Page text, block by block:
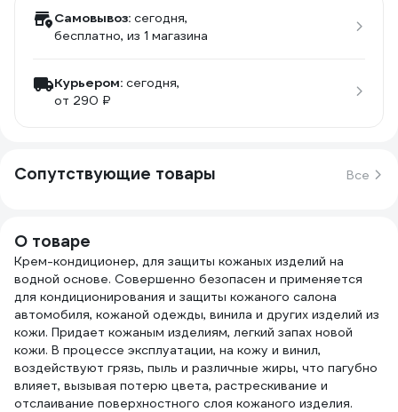
Самовывоз: сегодня,
бесплатно, из 1 магазина
Курьером: сегодня,
от 290 ₽
Сопутствующие товары Все
О товаре
Крем-кондиционер, для защиты кожаных изделий на
водной основе. Совершенно безопасен и применяется
для кондиционирования и защиты кожаного салона
автомобиля, кожаной одежды, винила и других изделий из
кожи. Придает кожаным изделиям, легкий запах новой
кожи. В процессе эксплуатации, на кожу и винил,
воздействуют грязь, пыль и различные жиры, что пагубно
влияет, вызывая потерю цвета, растрескивание и
отслаивание поверхностного слоя кожаного изделия.